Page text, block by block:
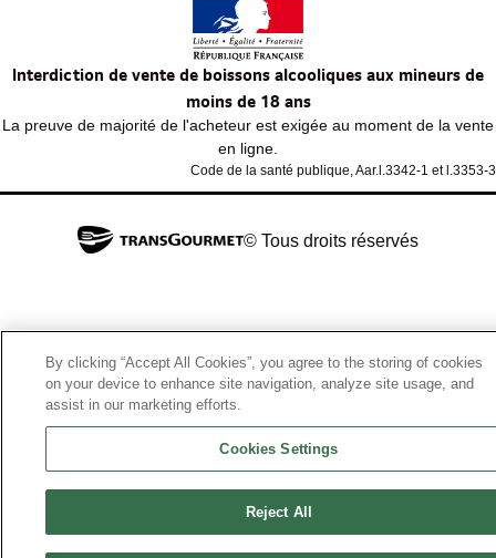
Interdiction de vente de boissons alcooliques aux mineurs de
moins de 18 ans
La preuve de majorité de l'acheteur est exigée au moment de la vente
en ligne.
Code de la santé publique, Aar.l.3342-1 et l.3353-3
© Tous droits réservés
By clicking “Accept All Cookies”, you agree to the storing of cookies
on your device to enhance site navigation, analyze site usage, and
assist in our marketing efforts.
Cookies Settings
Reject All